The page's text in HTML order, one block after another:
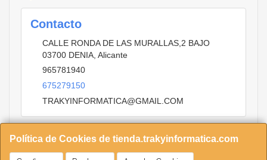
Política de Cookies de tienda.trakyinformatica.com
Contacto
CALLE RONDA DE LAS MURALLAS,2 BAJO
03700 DENIA Alicante
965781940
675279150
TRAKYINFORMATICA@GMAIL.COM
Horario